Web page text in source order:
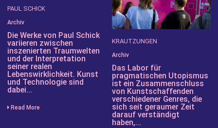
PAUL SCHICK
Archiv
Die Werke von Paul Schick
variieren zwischen
inszenierten Traumwelten
und der Interpretation
seiner realen
Lebenswirklichkeit. Kunst
und Technologie sind
dabei...
Read More
KRAUTZUNGEN
Archiv
Das Labor für
pragmatischen Utopismus
ist ein Zusammenschluss
von Kunstschaffenden
verschiedener Genres, die
sich seit geraumer Zeit
darauf verständigt
haben,...